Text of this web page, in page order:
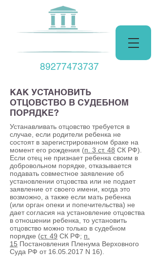
89277473737
КАК УСТАНОВИТЬ
ОТЦОВСТВО В СУДЕБНОМ
ПОРЯДКЕ?
Устанавливать отцовство требуется в
случае, если родители ребенка не
состоят в зарегистрированном браке на
момент его рождения (п. 3 ст. 48 СК РФ).
Если отец не признает ребенка своим в
добровольном порядке, отказывается
подавать совместное заявление об
установлении отцовства или не подает
заявление от своего имени, когда это
возможно, а также если мать ребенка
(или орган опеки и попечительства) не
дает согласия на установление отцовства
в отношении ребенка, то установить
отцовство можно только в судебном
порядке (ст. 49 СК РФ; п.
15 Постановления Пленума Верховного
Суда РФ от 16.05.2017 N 16).